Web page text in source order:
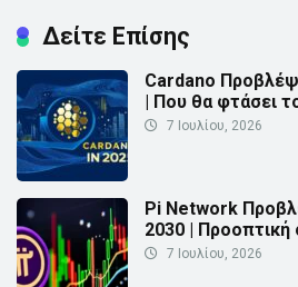
Δείτε Επίσης
Cardano
| Που θα φτάσει
7 Ιουλίου, 2026
Pi Network
2030 |
7 Ιουλίου, 2026